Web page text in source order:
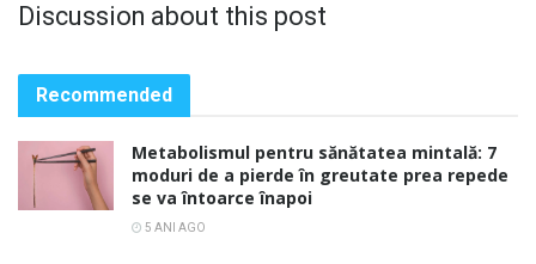
Discussion about this post
Recommended
Metabolismul pentru sănătatea mintală: 7
moduri de a pierde în greutate prea repede
se va întoarce înapoi
5 ANI AGO